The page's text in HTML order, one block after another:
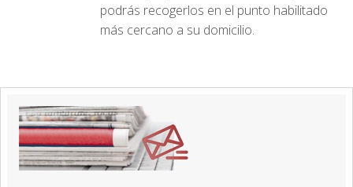
podrás recogerlos en el punto habilitado
más cercano a su domicilio.